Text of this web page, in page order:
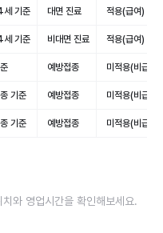
기준 대면 진료 적용(급여)
기준 비대면 진료 적용(급여)
예방접종 미적용(비급여)
기준 예방접종 미적용(비급여)
기준 예방접종 미적용(비급여)
치와 영업시간을 확인해보세요.